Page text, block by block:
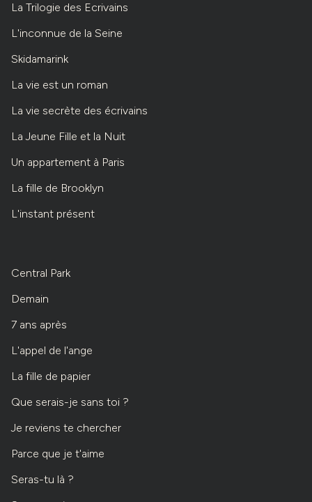
La Trilogie des Ecrivains
L'inconnue de la Seine
Skidamarink
La vie est un roman
La vie secrète des écrivains
La Jeune Fille et la Nuit
Un appartement à Paris
La fille de Brooklyn
L'instant présent
Central Park
Demain
7 ans après
L'appel de l'ange
La fille de papier
Que serais-je sans toi ?
Je reviens te chercher
Parce que je t'aime
Seras-tu là ?